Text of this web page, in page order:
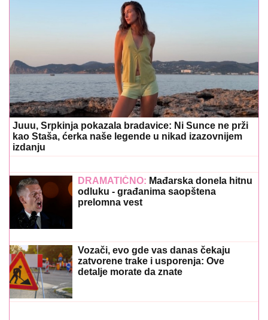
Juuu, Srpkinja pokazala bradavice: Ni Sunce ne prži
kao Staša, ćerka naše legende u nikad izazovnijem
izdanju
DRAMATIČNO: Mađarska donela hitnu
odluku - građanima saopštena
prelomna vest
Vozači, evo gde vas danas čekaju
zatvorene trake i usporenja: Ove
detalje morate da znate